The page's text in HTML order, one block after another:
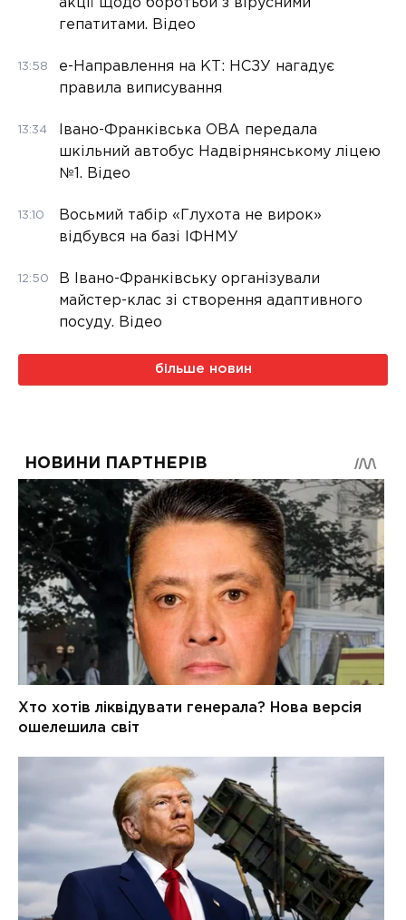
акції щодо боротьби з вірусними
гепатитами. Відео
13:58
е-Направлення на КТ: НСЗУ нагадує
правила виписування
13:34
Івано-Франківська ОВА передала
шкільний автобус Надвірнянському ліцею
№1. Відео
13:10
Восьмий табір «Глухота не вирок»
відбувся на базі ІФНМУ
12:50
В Івано-Франківську організували
майстер-клас зі створення адаптивного
посуду. Відео
більше новин